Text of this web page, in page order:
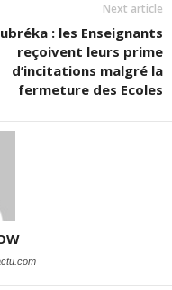
Next article
: les Enseignants
reçoivent leurs prime
d’incitations malgré la
fermeture des Ecoles